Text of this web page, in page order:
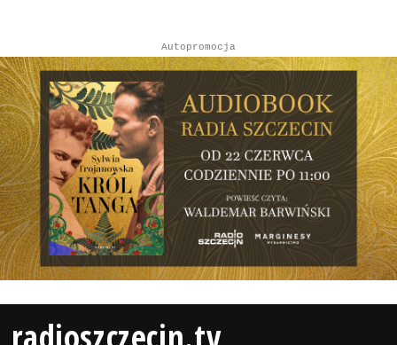
Autopromocja